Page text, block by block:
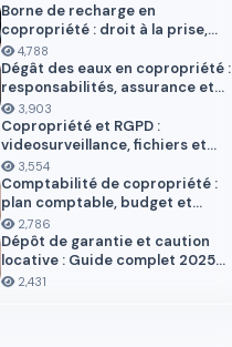
Borne de recharge en
copropriété : droit à la prise,
installation et aides en 2026
4,788
Dégât des eaux en copropriété :
responsabilités, assurance et
démarches
3,903
Copropriété et RGPD :
videosurveillance, fichiers et
donnees personnelles
3,554
Comptabilité de copropriété :
plan comptable, budget et
trésorerie 2026
2,786
Dépôt de garantie et caution
locative : Guide complet 2025
pour locataires et propriétaires
2,431